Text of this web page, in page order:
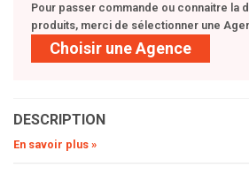
Pour passer commande ou connaitre la
produits, merci de sélectionner une
Choisir une Agence
DESCRIPTION
En savoir plus »